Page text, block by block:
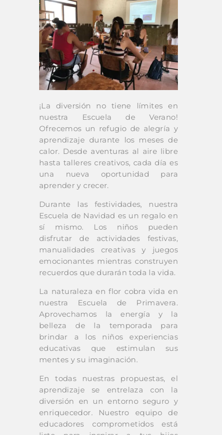
¡La diversión no tiene límites en
nuestra Escuela de Verano!
Ofrecemos un refugio de alegría y
aprendizaje durante los meses de
calor. Desde aventuras al aire libre
hasta talleres creativos, cada día es
una nueva oportunidad para
aprender y crecer.
Durante las festividades, nuestra
Escuela de Navidad es un regalo en
sí mismo. Los niños pueden
disfrutar de actividades festivas,
manualidades creativas y juegos
emocionantes mientras construyen
recuerdos que durarán toda la vida.
La naturaleza en flor cobra vida en
nuestra Escuela de Primavera.
Aprovechamos la energía y la
belleza de la temporada para
brindar a los niños experiencias
educativas que estimulan sus
mentes y su imaginación.
En todas nuestras propuestas, el
aprendizaje se entrelaza con la
diversión en un entorno seguro y
enriquecedor. Nuestro equipo de
educadores comprometidos está